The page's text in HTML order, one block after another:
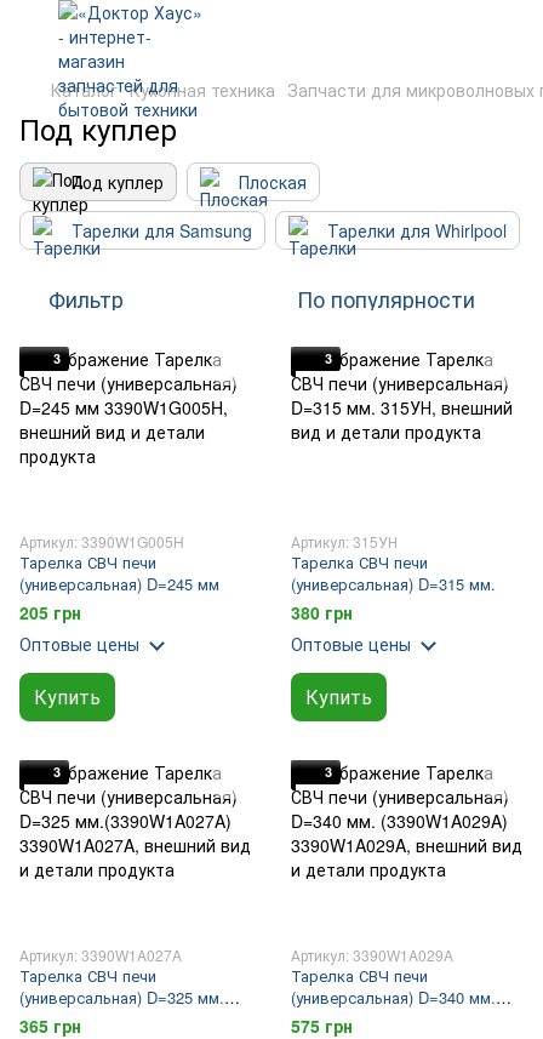
Каталог Кухонная техника Запчасти для микроволновых
Под куплер
Под куплер
Плоская
Тарелки для Samsung
Тарелки для Whirlpool
Фильтр По популярности
3
Артикул: 3390W1G005H
Тарелка СВЧ печи
(универсальная) D=245 мм
205 грн
Оптовые цены
Купить
3
Артикул: 315УН
Тарелка СВЧ печи
(универсальная) D=315 мм.
380 грн
Оптовые цены
Купить
3
Артикул: 3390W1A027A
Тарелка СВЧ печи
(универсальная) D=325 мм.
(3390W1A027A)
365 грн
3
Артикул: 3390W1A029A
Тарелка СВЧ печи
(универсальная) D=340 мм.
(3390W1A029A)
575 грн